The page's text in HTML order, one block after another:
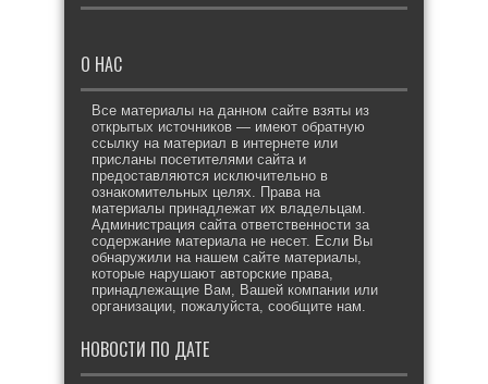
О НАС
Все материалы на данном сайте взяты из
открытых источников — имеют обратную
ссылку на материал в интернете или
присланы посетителями сайта и
предоставляются исключительно в
ознакомительных целях. Права на
материалы принадлежат их владельцам.
Администрация сайта ответственности за
содержание материала не несет. Если Вы
обнаружили на нашем сайте материалы,
которые нарушают авторские права,
принадлежащие Вам, Вашей компании или
организации, пожалуйста, сообщите нам.
НОВОСТИ ПО ДАТЕ